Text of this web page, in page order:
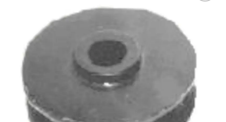
deseos